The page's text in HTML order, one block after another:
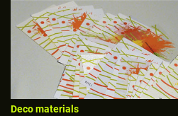
Deco materials